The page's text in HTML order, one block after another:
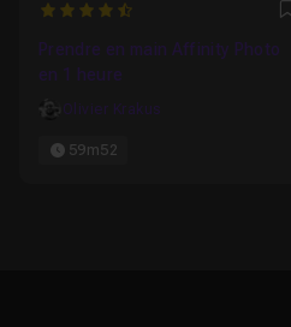
4.6666666666667
Prendre en main Affinity Photo
en 1 heure
Olivier Krakus
59m52